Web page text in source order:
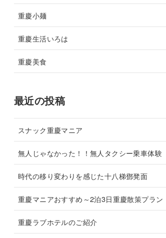
重慶小麺
重慶生活いろは
重慶美食
最近の投稿
スナック重慶マニア
無人じゃなかった！！無人タクシー乗車体験
時代の移り変わりを感じた十八梯鄧凳面
重慶マニアおすすめ～2泊3日重慶散策プラン
重慶ラブホテルのご紹介